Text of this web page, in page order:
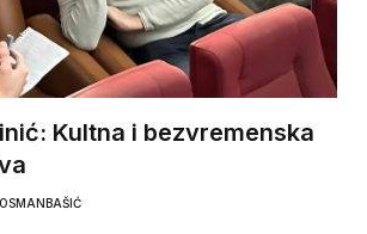
Kultna i bezvremenska